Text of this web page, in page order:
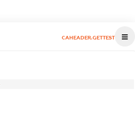
CAHEADER.GETTEST